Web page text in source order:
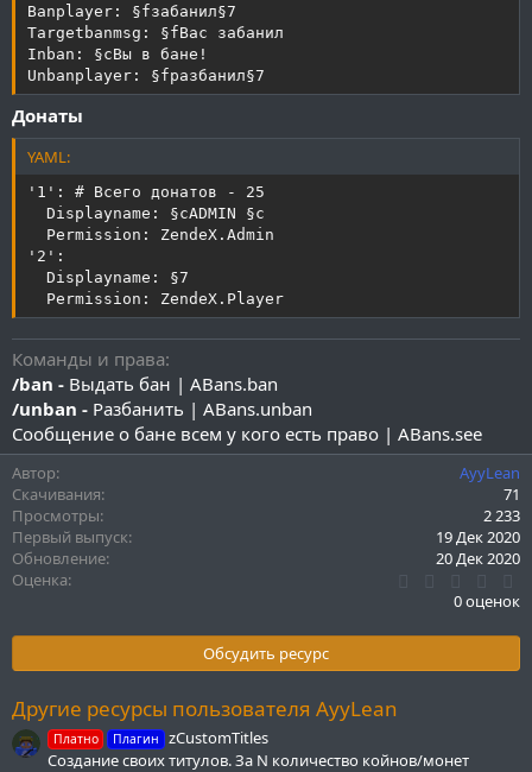
Banplayer: §fзабанил§7
Targetbanmsg: §fВас забанил
Inban: §cВы в бане!
Unbanplayer: §fразбанил§7
Донаты
YAML:
'1': # Всего донатов - 25
  Displayname: §cADMIN §c
  Permission: ZendeX.Admin
'2':
  Displayname: §7
  Permission: ZendeX.Player
Команды и права
/ban - Выдать бан | ABans.ban
/unban - Разбанить | ABans.unban
Сообщение о бане всем у кого есть право | ABans.see
Автор
AyyLean
Скачивания
71
Просмотры
2 233
Первый выпуск
19 Дек 2020
Обновление
20 Дек 2020
Оценка
0
0
в
0 оценок
Обсудить ресурс
Другие ресурсы пользователя AyyLean
Платно Плагин
zCustomTitles
Создание своих титулов. За N количество койнов/монет